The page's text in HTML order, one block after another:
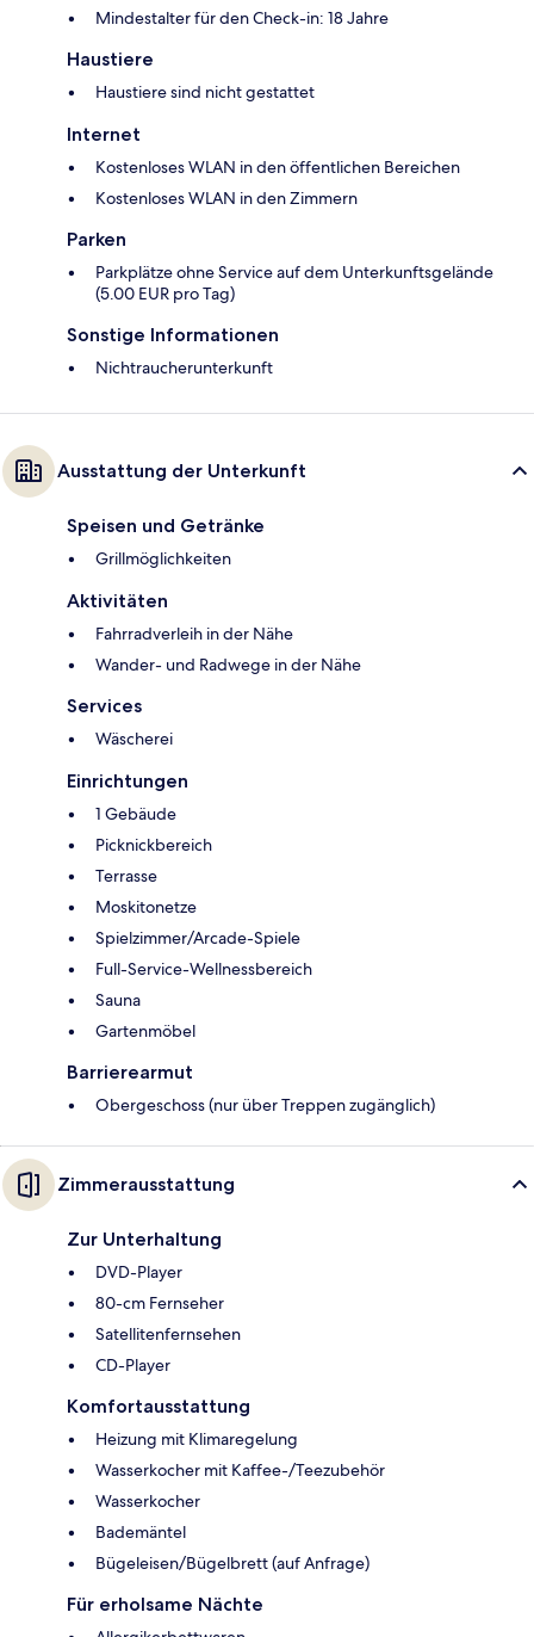
Mindestalter für den Check-in: 18 Jahre
Haustiere
Haustiere sind nicht gestattet
Internet
Kostenloses WLAN in den öffentlichen Bereichen
Kostenloses WLAN in den Zimmern
Parken
Parkplätze ohne Service auf dem Unterkunftsgelände
(5.00 EUR pro Tag)
Sonstige Informationen
Nichtraucherunterkunft
Ausstattung der Unterkunft
Speisen und Getränke
Grillmöglichkeiten
Aktivitäten
Fahrradverleih in der Nähe
Wander- und Radwege in der Nähe
Services
Wäscherei
Einrichtungen
1 Gebäude
Picknickbereich
Terrasse
Moskitonetze
Spielzimmer/Arcade-Spiele
Full-Service-Wellnessbereich
Sauna
Gartenmöbel
Barrierearmut
Obergeschoss (nur über Treppen zugänglich)
Zimmerausstattung
Zur Unterhaltung
DVD-Player
80-cm Fernseher
Satellitenfernsehen
CD-Player
Komfortausstattung
Heizung mit Klimaregelung
Wasserkocher mit Kaffee-/Teezubehör
Wasserkocher
Bademäntel
Bügeleisen/Bügelbrett (auf Anfrage)
Für erholsame Nächte